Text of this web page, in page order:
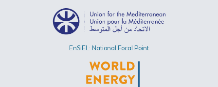
EnSiEL: National Focal Point